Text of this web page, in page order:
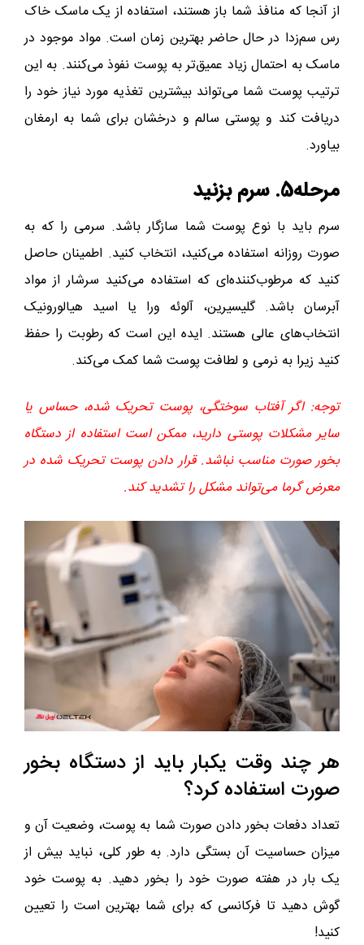
از آنجا که منافذ شما باز هستند، استفاده از یک ماسک خاک
رس سم‌زدا در حال حاضر بهترین زمان است. مواد موجود در
ماسک به احتمال زیاد عمیق‌تر به پوست نفوذ می‌کنند. به این
ترتیب پوست شما می‌تواند بیشترین تغذیه مورد نیاز خود را
دریافت کند و پوستی سالم و درخشان برای شما به ارمغان
بیاورد.
مرحله5. سرم بزنید
سرم باید با نوع پوست شما سازگار باشد. سرمی را که به
صورت روزانه استفاده می‌کنید، انتخاب کنید. اطمینان حاصل
کنید که مرطوب‌کننده‌ای که استفاده می‌کنید سرشار از مواد
آبرسان باشد. گلیسیرین، آلوئه ورا یا اسید هیالورونیک
انتخاب‌های عالی هستند. ایده این است که رطوبت را حفظ
کنید زیرا به نرمی و لطافت پوست شما کمک می‌کند.
توجه: اگر آفتاب سوختگی، پوست تحریک شده، حساس یا
سایر مشکلات پوستی دارید، ممکن است استفاده از دستگاه
بخور صورت مناسب نباشد. قرار دادن پوست تحریک شده در
معرض گرما می‌تواند مشکل را تشدید کند.
هر چند وقت یکبار باید از دستگاه بخور
صورت استفاده کرد؟
تعداد دفعات بخور دادن صورت شما به پوست، وضعیت آن و
میزان حساسیت آن بستگی دارد. به طور کلی، نباید بیش از
یک بار در هفته صورت خود را بخور دهید. به پوست خود
گوش دهید تا فرکانسی که برای شما بهترین است را تعیین
کنید!